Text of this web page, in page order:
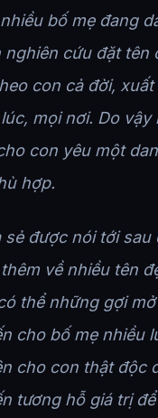
bố mẹ đang
nghiên cứu đặt tên
con cả đời,
mọi nơi. Do vậy
con yêu một
hợp.
sẻ được nói tới sau
về nhiều tên
thể những gợi
cho bố mẹ nhiều
cho con thật độc
tương hỗ giá trị